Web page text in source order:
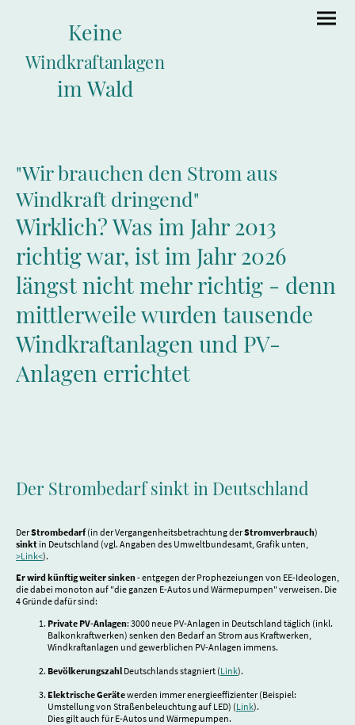
Keine
Windkraftanlagen
im Wald
"Wir brauchen den Strom aus
Windkraft dringend"
Wirklich? Was im Jahr 2013
richtig war, ist im Jahr 2026
längst nicht mehr richtig - denn
mittlerweile wurden tausende
Windkraftanlagen und PV-
Anlagen errichtet
Der Strombedarf sinkt in Deutschland
DerStrombedarf(in der Vergangenheitsbetrachtung derStromverbrauch)
sinkt in Deutschland (vgl. Angaben des Umweltbundesamt, Grafik unten,
>Link<).
Er wird künftig weiter sinken- entgegen der Prophezeiungen von EE-Ideologen,
die dabei monoton auf "die ganzen E-Autos und Wärmepumpen" verweisen. Die
4 Gründe dafür sind:
Private PV-Anlagen: 3000 neue PV-Anlagen in Deutschland täglich (inkl.
Balkonkraftwerken) senken den Bedarf an Strom aus Kraftwerken,
Windkraftanlagen und gewerblichen PV-Anlagen immens.
Bevölkerungszahl Deutschlands stagniert (Link).
Elektrische Gerätewerden immer energieeffizienter (Beispiel:
Umstellung von Straßenbeleuchtung auf LED) (Link).
Dies gilt auch für E-Autos und Wärmepumpen.